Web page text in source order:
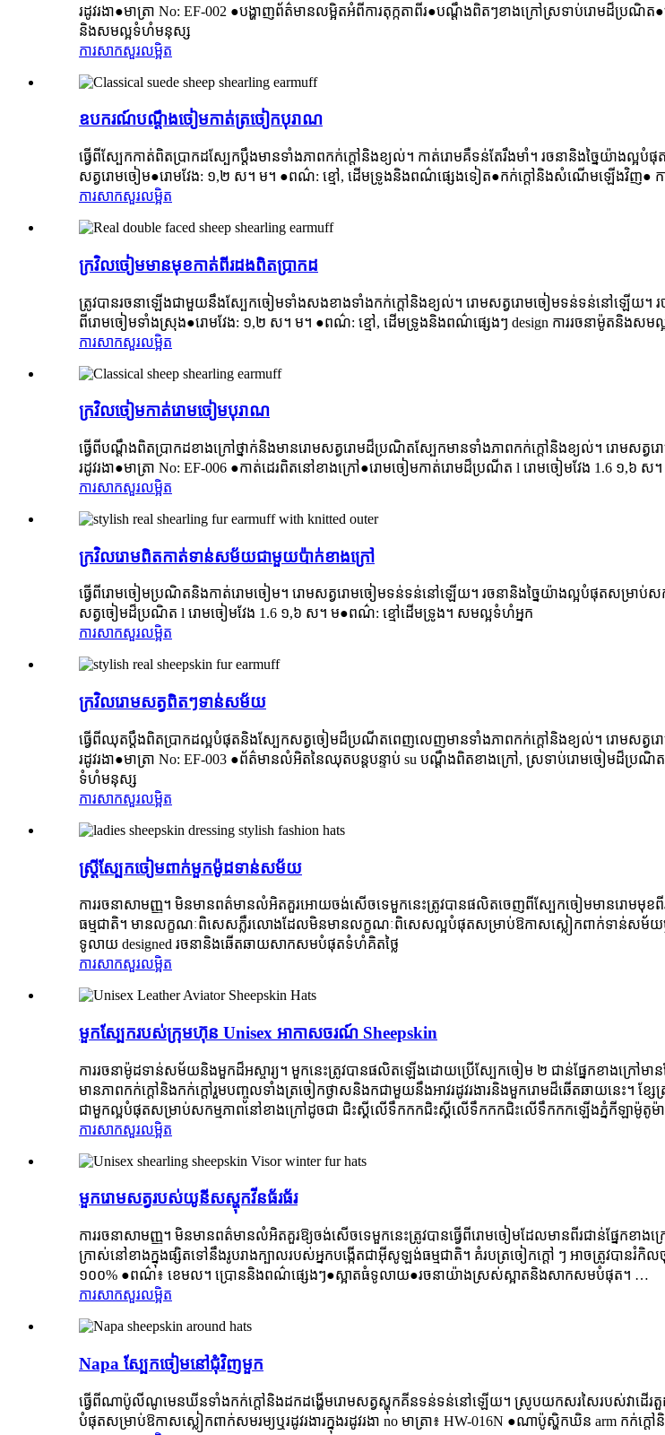
រដូវរងា●មាត្រា No: EF-002 ●បង្ហាញព័ត៌មានលម្អិតអំពីការតុក្កតាពីរ●បណ្តឹងពិតៗខាងក្រៅស្រទាប់រោមដ៏ប្
និងសមល្អទំហំមនុស្ស
ការសាកសួរលម្អិត
ឧបករណ៍បណ្តឹងចៀមកាត់ត្រចៀកបុរាណ
ធ្វើពីស្បែកកាត់ពិតប្រាកដស្បែកប្តឹងមានទាំងភាពកក់ក្តៅនិងខ្យល់។ កាត់រោមគឺទន់តែរឹងមាំ។ រចនានិងច្នៃយ៉ាងល្អបំ
សត្វរោមចៀម●រោមវែង: ១,២ ស។ ម។ ●ពណ៌: ខ្មៅ, ដើមទ្រូងនិងពណ៌ផ្សេងទៀត●កក់ក្តៅនិងសំណើមឡើងវិញ●
ការសាកសួរលម្អិត
ក្រវិលចៀមមានមុខកាត់ពីរដងពិតប្រាកដ
ត្រូវបានរចនាឡើងជាមួយនឹងស្បែកចៀមទាំងសងខាងទាំងកក់ក្តៅនិងខ្យល់។ រោមសត្វរោមចៀមទន់ទន់នៅឡើយ។ រចន
ពីរោមចៀមទាំងស្រុង●រោមវែង: ១,២ ស។ ម។ ●ពណ៌: ខ្មៅ, ដើមទ្រូងនិងពណ៌ផ្សេងៗ design ការរចនាម៉ូតនិងស
ការសាកសួរលម្អិត
ក្រវិលចៀមកាត់រោមចៀមបុរាណ
ធ្វើពីបណ្តឹងពិតប្រាកដខាងក្រៅថ្នាក់និងមានរោមសត្វរោមដ៏ប្រណិតស្បែកមានទាំងភាពកក់ក្តៅនិងខ្យល់។ រោមសត្
រដូវរងា●មាត្រា No: EF-006 ●កាត់ដេរពិតនៅខាងក្រៅ●រោមចៀមកាត់រោមដ៏ប្រណីត l រោមចៀមវែង 1.6 ១,៦
ការសាកសួរលម្អិត
ក្រវិលរោមពិតកាត់ទាន់សម័យជាមួយប៉ាក់ខាងក្រៅ
ធ្វើពីរោមចៀមប្រណិតនិងកាត់រោមចៀម។ រោមសត្វរោមចៀមទន់ទន់នៅឡើយ។ រចនានិងច្នៃយ៉ាងល្អបំផុតសម្រាប់សកម្
សត្វចៀមដ៏ប្រណិត l រោមចៀមវែង 1.6 ១,៦ ស។ ម●ពណ៌: ខ្មៅដើមទ្រូង។ សមល្អទំហំអ្នក
ការសាកសួរលម្អិត
ក្រវិលរោមសត្វពិតៗទាន់សម័យ
ធ្វើពីឈុតប្តឹងពិតប្រាកដល្អបំផុតនិងស្បែកសត្វចៀមដ៏ប្រណីតពេញលេញមានទាំងភាពកក់ក្តៅនិងខ្យល់។ រោមសត្វរ
រដូវរងា●មាត្រា No: EF-003 ●ព័ត៌មានលំអិតនៃឈុតបន្តបន្ទាប់ su បណ្តឹងពិតខាងក្រៅ, ស្រទាប់រោមចៀមដ៏ប្
ទំហំមនុស្ស
ការសាកសួរលម្អិត
ស្ត្រីស្បែកចៀមពាក់មួកម៉ូដទាន់សម័យ
ការរចនាសាមញ្ញ។ មិនមានពត៌មានលំអិតគួរអោយចង់សើចទេមួកនេះត្រូវបានផលិតចេញពីស្បែកចៀមមានរោមមុខពី
ធម្មជាតិ។ មានលក្ខណៈពិសេសភ្លឺរលោងដែលមិនមានលក្ខណៈពិសេសល្អបំផុតសម្រាប់ឱកាសស្លៀកពាក់ទាន់សម័យឬ
ទូលាយ designed រចនានិងឆើតឆាយសាកសមបំផុតទំហំគិតថ្លៃ
ការសាកសួរលម្អិត
មួកស្បែករបស់ក្រុមហ៊ុន Unisex អាកាសចរណ៍ Sheepskin
ការរចនាម៉ូដទាន់សម័យនិងមួកដ៏អស្ចារ្យ។ មួកនេះត្រូវបានផលិតឡើងដោយប្រើស្បែកចៀម ២ ជាន់ផ្នែកខាងក្រៅមា
មានភាពកក់ក្តៅនិងកក់ក្ដៅរួមបញ្ចូលទាំងត្រចៀកថ្ងាសនិងកជាមួយនឹងអាវរដូវរងារនិងមួករោមដ៏ឆើតឆាយនេះ។ ខ្
ជាមួកល្អបំផុតសម្រាប់សកម្មភាពនៅខាងក្រៅដូចជា ជិះស្គីលើទឹកកកជិះស្គីលើទឹកកកជិះលើទឹកកកឡើងភ្នំកីឡាម៉ូតូម៉ា
ការសាកសួរលម្អិត
មួករោមសត្វរបស់យូនីសស្ហុកវីនធ័រធ័រ
ការរចនាសាមញ្ញ។ មិនមានពត៌មានលំអិតគួរឱ្យចង់សើចទេមួកនេះត្រូវបានធ្វើពីរោមចៀមដែលមានពីរជាន់ផ្នែកខ
ក្រាស់នៅខាងក្នុងផ្សិតទៅនឹងរូបរាងក្បាលរបស់អ្នកបង្កើតជាអ៊ីសូឡង់ធម្មជាតិ។ គំរបត្រចៀកក្តៅ ៗ អាចត្រូវបាន
១០០% ●ពណ៌៖ ខេមល។ ប្រោននិងពណ៌ផ្សេងៗ●ស្អាតធំទូលាយ●រចនាយ៉ាងស្រស់ស្អាតនិងសាកសមបំផុត។ …
ការសាកសួរលម្អិត
Napa ស្បែកចៀមនៅជុំវិញមួក
ធ្វើពីណាប៉ូលីណូមេនឃីនទាំងកក់ក្តៅនិងដកដង្ហើមរោមសត្វស្ហុកគីនទន់ទន់នៅឡើយ។ ស្រូបយកសរសៃរបស់វាដើរតួដូ
បំផុតសម្រាប់ឱកាសស្លៀកពាក់សមរម្យឬរដូវរងារក្នុងរដូវរងា no មាត្រា៖ HW-016N ●ណាប៉ូស្ហិកឃិន arm